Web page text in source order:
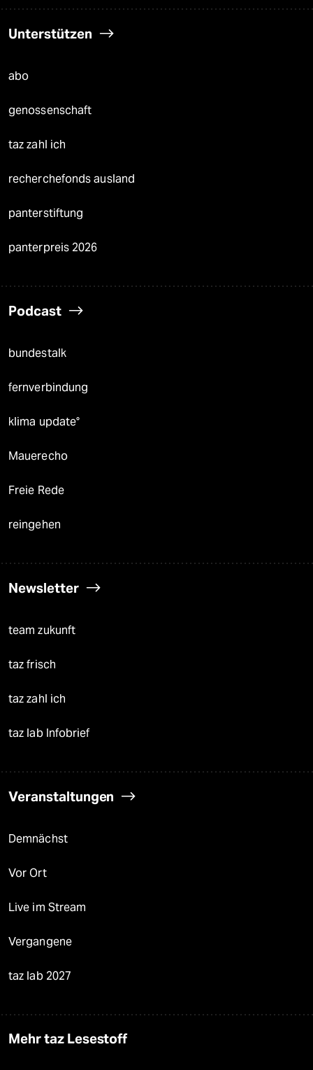
Unterstützen
abo
genossenschaft
taz zahl ich
recherchefonds ausland
panterstiftung
panterpreis 2026
Podcast
bundestalk
fernverbindung
klima update°
Mauerecho
Freie Rede
reingehen
Newsletter
team zukunft
taz frisch
taz zahl ich
taz lab Infobrief
Veranstaltungen
Demnächst
Vor Ort
Live im Stream
Vergangene
taz lab 2027
Mehr taz Lesestoff